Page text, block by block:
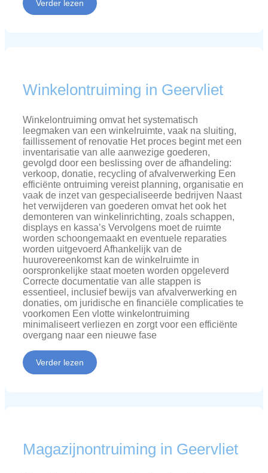
Verder lezen
Winkelontruiming in Geervliet
Winkelontruiming omvat het systematisch
leegmaken van een winkelruimte, vaak na sluiting,
faillissement of renovatie Het proces begint met een
inventarisatie van alle aanwezige goederen,
gevolgd door een beslissing over de afhandeling:
verkoop, donatie, recycling of afvalverwerking Een
efficiënte ontruiming vereist planning, organisatie en
vaak de inzet van gespecialiseerde bedrijven Naast
het verwijderen van goederen omvat het ook het
demonteren van winkelinrichting, zoals schappen,
displays en kassa’s Vervolgens moet de ruimte
worden schoongemaakt en eventuele reparaties
worden uitgevoerd Afhankelijk van de
huurovereenkomst kan de winkelruimte in
oorspronkelijke staat moeten worden opgeleverd
Correcte documentatie van alle stappen is
essentieel, inclusief bewijs van afvalverwerking en
donaties, om juridische en financiële complicaties te
voorkomen Een vlotte winkelontruiming
minimaliseert verliezen en zorgt voor een efficiënte
overgang naar een nieuwe fase
Verder lezen
Magazijnontruiming in Geervliet